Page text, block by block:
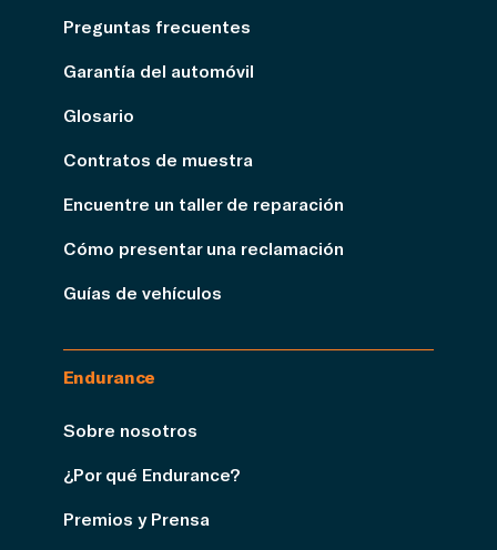
Preguntas frecuentes
Garantía del automóvil
Glosario
Contratos de muestra
Encuentre un taller de reparación
Cómo presentar una reclamación
Guías de vehículos
Endurance
Sobre nosotros
¿Por qué Endurance?
Premios y Prensa